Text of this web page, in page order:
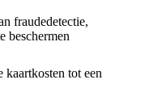
fraudedetectie,
beschermen
kaartkosten tot een